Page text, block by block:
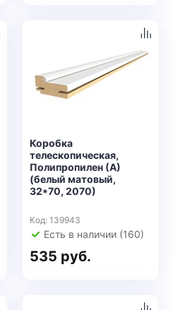
Коробка
телескопическая,
Полипропилен (А)
(белый матовый,
32*70, 2070)
Код: 139943
Есть в наличии (160)
535 руб.